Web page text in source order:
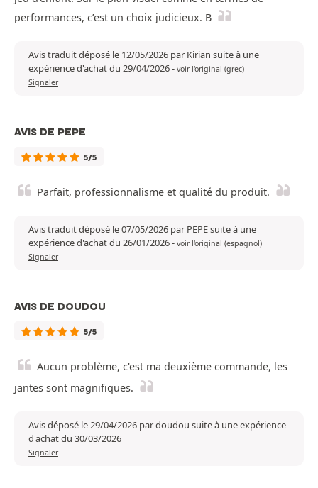
performances, c’est un choix judicieux. B
Avis traduit déposé le 12/05/2026 par Kirian suite à une
expérience d'achat du 29/04/2026- voir l'original (grec)
Signaler
AVIS DE PEPE
5/5
Parfait, professionnalisme et qualité du produit.
Avis traduit déposé le 07/05/2026 par PEPE suite à une
expérience d'achat du 26/01/2026- voir l'original (espagnol)
Signaler
AVIS DE DOUDOU
5/5
Aucun problème, c'est ma deuxième commande, les
jantes sont magnifiques.
Avis déposé le 29/04/2026 par doudou suite à une expérience
d'achat du 30/03/2026
Signaler